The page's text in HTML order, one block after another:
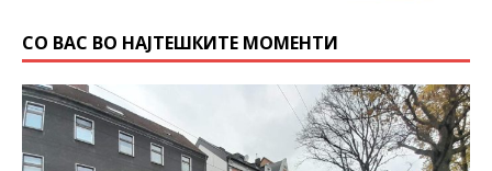
СО ВАС ВО НАЈТЕШКИТЕ МОМЕНТИ